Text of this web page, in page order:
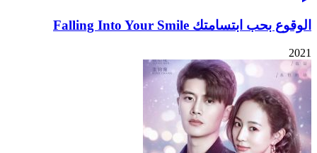
الوقوع بحب ابتسامتك Falling Into Your Smile
2021